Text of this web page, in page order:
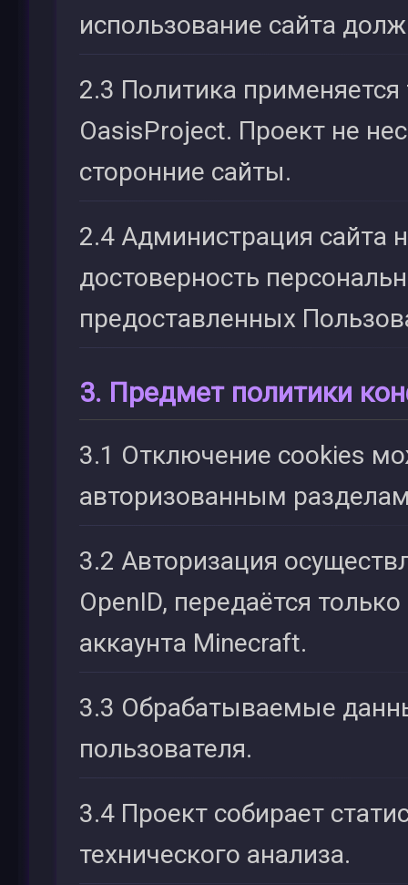
использование сайта
2.3 Политика применяется
OasisProject. Проект не
сторонние сайты.
2.4 Администрация сайта
достоверность
предоставленных
3. Предмет политики
3.1 Отключение cookies
авторизованным
3.2 Авторизация
OpenID, передаётся
аккаунта Minecraft.
3.3 Обрабатываемые
пользователя.
3.4 Проект собирает
технического анализа.